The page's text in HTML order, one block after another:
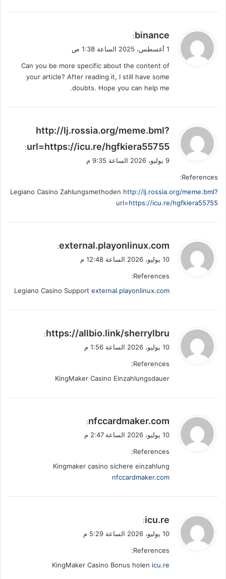
ي
ل
binance
:
1 أغسطس، 2025 الساعة 1:38 ص
Can you be more specific about the content of
your article? After reading it, I still have some
doubts. Hope you can help me.
ي
و
ل
http://lj.rossia.org/meme.bml?
url=https://icu.re/hgfkiera55755
:
9 يوليو، 2026 الساعة 9:35 م
References:
Legiano Casino Zahlungsmethoden http://lj.rossia.org/meme.bml?
url=https://icu.re/hgfkiera55755
ي
ل
external.playonlinux.com
:
10 يوليو، 2026 الساعة 12:48 م
References:
Legiano Casino Support external.playonlinux.com
ي
ل
https://allbio.link/sherrylbru
:
10 يوليو، 2026 الساعة 1:56 م
References:
KingMaker Casino Einzahlungsdauer
ي
ل
nfccardmaker.com
:
10 يوليو، 2026 الساعة 2:47 م
References:
Kingmaker casino sichere einzahlung
nfccardmaker.com
ي
ل
icu.re
:
10 يوليو، 2026 الساعة 5:29 م
References:
KingMaker Casino Bonus holen icu.re